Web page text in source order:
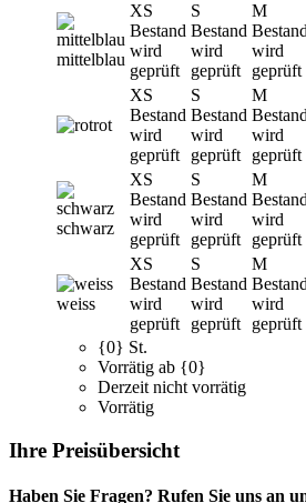
mittelblau
XS
Bestand
wird
geprüft
S
Bestand
wird
geprüft
M
Bestand
wird
geprüft
rot
XS
Bestand
wird
geprüft
S
Bestand
wird
geprüft
M
Bestand
wird
geprüft
schwarz
XS
Bestand
wird
geprüft
S
Bestand
wird
geprüft
M
Bestand
wird
geprüft
weiss
XS
Bestand
wird
geprüft
S
Bestand
wird
geprüft
M
Bestand
wird
geprüft
{0} St.
Vorrätig ab {0}
Derzeit nicht vorrätig
Vorrätig
Ihre Preisübersicht
Haben Sie Fragen? Rufen Sie uns an